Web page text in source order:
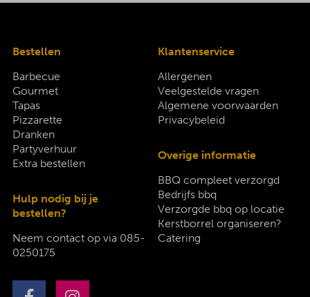
Bestellen
Barbecue
Gourmet
Tapas
Pizzarette
Dranken
Partyverhuur
Extra bestellen
Hulp nodig bij je
bestellen?
Neem contact op via 085-
0250175
Klantenservice
Allergenen
Veelgestelde vragen
Algemene voorwaarden
Privacybeleid
Overige informatie
BBQ compleet verzorgd
Bedrijfs bbq
Verzorgde bbq op locatie
Kerstborrel organiseren?
Catering